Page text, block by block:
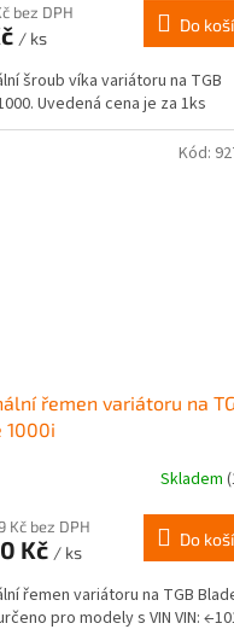
bez DPH
/ ks
Do
šroub víka variátoru na TGB
Uvedená cena je za 1ks
řemen variátoru na
1000i
Skladem
Kč bez DPH
Kč / ks
Do
řemen variátoru na TGB
pro modely s VIN VIN:
Kód: